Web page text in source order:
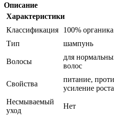
Описание
Характеристики
Классификация
100% органика
Тип
шампунь
Волосы
для
волос
Свойства
питание,
усиление роста
Несмываемый
уход
Нет